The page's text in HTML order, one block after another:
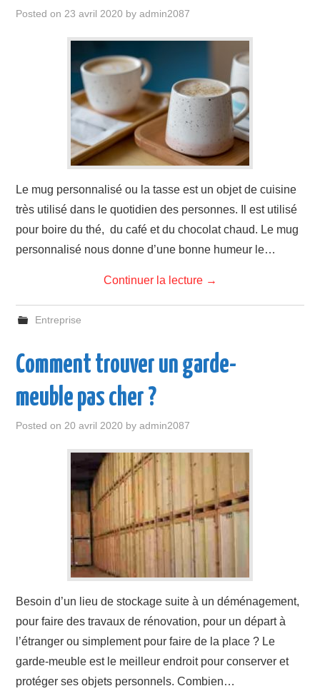
Posted on 23 avril 2020 byadmin2087
Le mug personnalisé ou la tasse est un objet de cuisine
très utilisé dans le quotidien des personnes. Il est utilisé
pour boire du thé, du café et du chocolat chaud. Le mug
personnalisé nous donne d’une bonne humeur le…
Continuer la lecture →
Entreprise
Comment trouver un garde-
meuble pas cher ?
Posted on 20 avril 2020 byadmin2087
Besoin d’un lieu de stockage suite à un déménagement,
pour faire des travaux de rénovation, pour un départ à
l’étranger ou simplement pour faire de la place ? Le
garde-meuble est le meilleur endroit pour conserver et
protéger ses objets personnels. Combien…